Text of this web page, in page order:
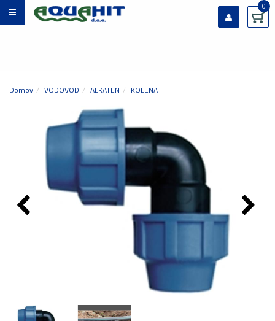
0
Domov VODOVOD ALKATEN KOLENA